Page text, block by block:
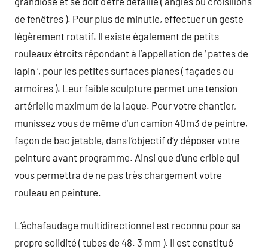
de fenêtres ). Pour plus de minutie, effectuer un geste
légèrement rotatif. Il existe également de petits
rouleaux étroits répondant à l’appellation de ‘ pattes de
lapin ‘, pour les petites surfaces planes ( façades ou
armoires ). Leur faible sculpture permet une tension
artérielle maximum de la laque. Pour votre chantier,
munissez vous de même d’un camion 40m3 de peintre,
façon de bac jetable, dans l’objectif d’y déposer votre
peinture avant programme. Ainsi que d’une crible qui
vous permettra de ne pas très chargement votre
rouleau en peinture.
L’échafaudage multidirectionnel est reconnu pour sa
propre solidité ( tubes de 48. 3 mm ). Il est constitué